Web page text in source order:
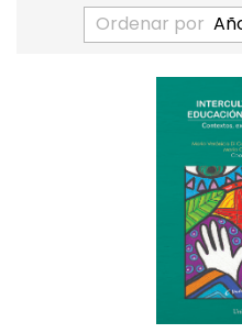
Ordenar por